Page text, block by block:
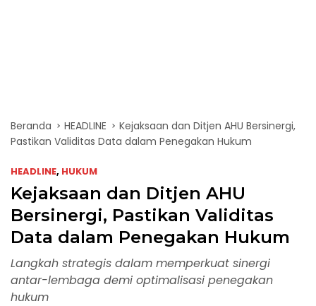
Beranda HEADLINE
Kejaksaan dan Ditjen AHU Bersinergi,
Pastikan Validitas Data dalam Penegakan Hukum
HEADLINE, HUKUM
Kejaksaan dan Ditjen AHU
Bersinergi, Pastikan Validitas
Data dalam Penegakan Hukum
Langkah strategis dalam memperkuat sinergi
antar-lembaga demi optimalisasi penegakan
hukum